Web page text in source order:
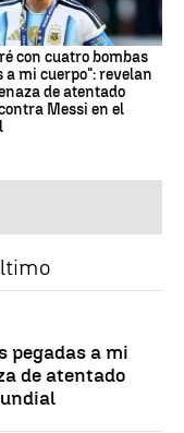
con cuatro bombas
a mi cuerpo": revelan
de atentado
Messi en el
pegadas a mi
de atentado